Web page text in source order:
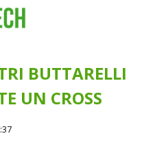
BUTTARELLI
UN CROSS